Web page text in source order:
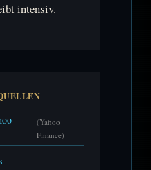
intensiv.
(Yahoo
Finance)